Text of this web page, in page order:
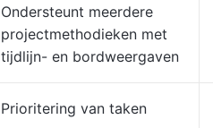
Ondersteunt meerdere
projectmethodieken met
tijdlijn- en bordweergaven
Prioritering van taken